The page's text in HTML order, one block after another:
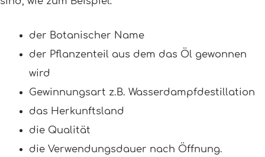
der Botanischer Name
der Pflanzenteil aus dem das Öl gewonnen
wird
Gewinnungsart z.B. Wasserdampfdestillation
das Herkunftsland
die Qualität
die Verwendungsdauer nach Öffnung.